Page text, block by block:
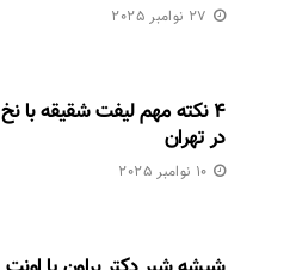
27 نوامبر 2025
۴ نکته مهم لیفت شقیقه با نخ
در تهران
10 نوامبر 2025